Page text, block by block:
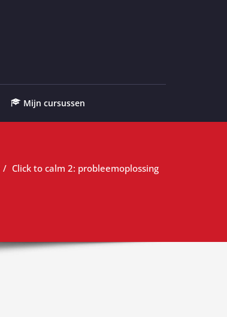
Mijn cursussen
Click to calm 2: probleemoplossing